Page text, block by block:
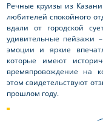
Речные круизы из
любителей спокойного
вдали от городской
удивительные пейзажи
эмоции и яркие
которые имеют
времяпровождение на
этом свидетельствуют
прошлом году.